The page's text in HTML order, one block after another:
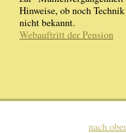
Hinweise, ob noch
nicht bekannt.
Webauftritt der Pension
nach